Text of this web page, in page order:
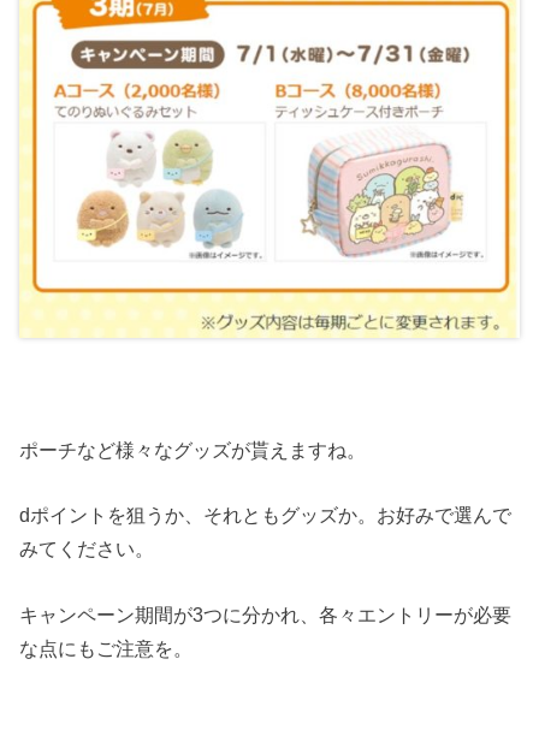
ポーチなど様々なグッズが貰えますね。
dポイントを狙うか、それともグッズか。お好みで選んで
みてください。
キャンペーン期間が3つに分かれ、各々エントリーが必要
な点にもご注意を。